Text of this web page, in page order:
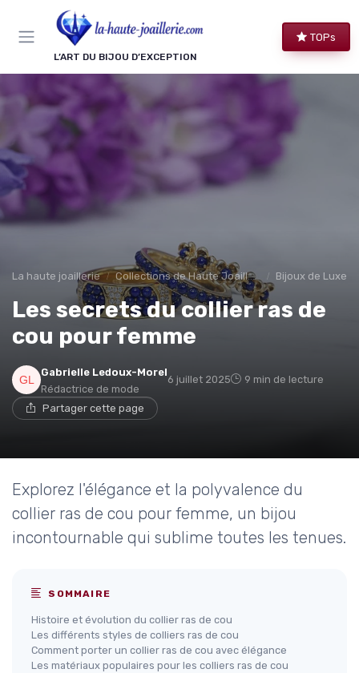
L’ART DU BIJOU D’EXCEPTION
TOPs
La haute joaillerie Collections de Haute Joaillerie Bijoux de Luxe
Les secrets du collier ras de
cou pour femme
Gabrielle Ledoux-Morel
Rédactrice de mode
6 juillet 2025 9 min de lecture
Partager cette page
Explorez l'élégance et la polyvalence du
collier ras de cou pour femme, un bijou
incontournable qui sublime toutes les tenues.
SOMMAIRE
Histoire et évolution du collier ras de cou
Les différents styles de colliers ras de cou
Comment porter un collier ras de cou avec élégance
Les matériaux populaires pour les colliers ras de cou
Panneau de gestion des cookies